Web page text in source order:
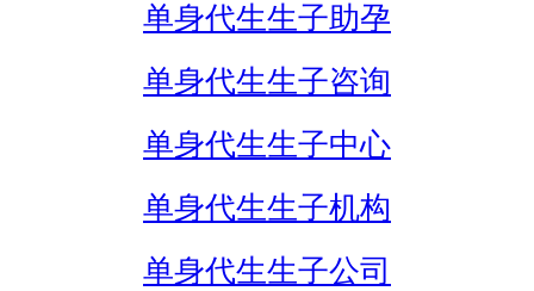
单身代生生子助孕
单身代生生子咨询
单身代生生子中心
单身代生生子机构
单身代生生子公司